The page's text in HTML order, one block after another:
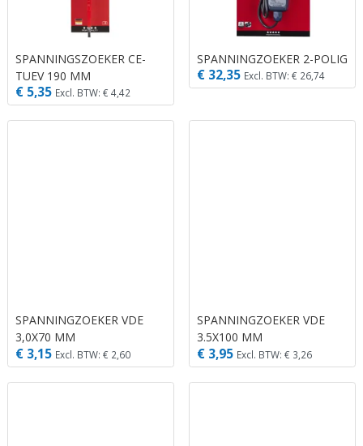
SPANNINGSZOEKER CE-
TUEV 190 MM
€ 5,35 Excl. BTW: € 4,42
SPANNINGZOEKER 2-POLIG
€ 32,35 Excl. BTW: € 26,74
SPANNINGZOEKER VDE
3,0X70 MM
€ 3,15 Excl. BTW: € 2,60
SPANNINGZOEKER VDE
3.5X100 MM
€ 3,95 Excl. BTW: € 3,26